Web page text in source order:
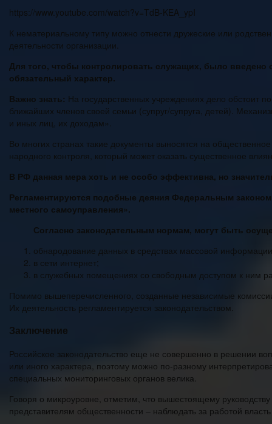
https://www.youtube.com/watch?v=TdB-KEA_ypI
К нематериальному типу можно отнести дружеские или
деятельности организации.
Для того, чтобы контролировать служащих, было введено
обязательный характер.
Важно знать: На государственных учреждениях дело обстоит
ближайших членов своей семьи (супруг/супруга, детей).
и иных лиц, их доходам».
Во многих странах такие документы выносятся на
народного контроля, который может оказать существенное
В РФ данная мера хоть и не особо эффективна, но
Регламентируются подобные деяния Федеральным
местного самоуправления».
Согласно законодательным нормам, могут быть
обнародование данных в средствах массовой
в сети интернет;
в служебных помещениях со свободным доступом к ним
Помимо вышеперечисленного, созданные независимые
Их деятельность регламентируется законодательством.
Заключение
Российское законодательство еще не совершенно в решении
или иного характера, поэтому можно по-разному
специальных мониторинговых органов велика.
Говоря о микроуровне, отметим, что вышестоящему
представителям общественности ‒ наблюдать за работой